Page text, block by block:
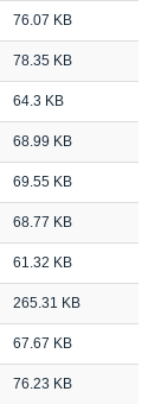
76.07 KB
78.35 KB
64.3 KB
68.99 KB
69.55 KB
68.77 KB
61.32 KB
265.31 KB
67.67 KB
76.23 KB